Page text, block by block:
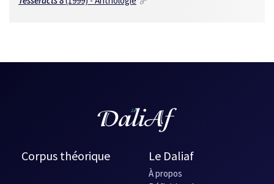
Corpus théorique Le Daliaf
À propos